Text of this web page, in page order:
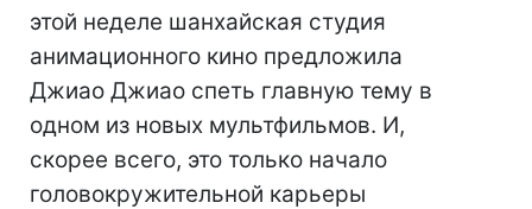
этой неделе шанхайская студия
анимационного кино предложила
Джиао Джиао спеть главную тему в
одном из новых мультфильмов. И,
скорее всего, это только начало
головокружительной карьеры